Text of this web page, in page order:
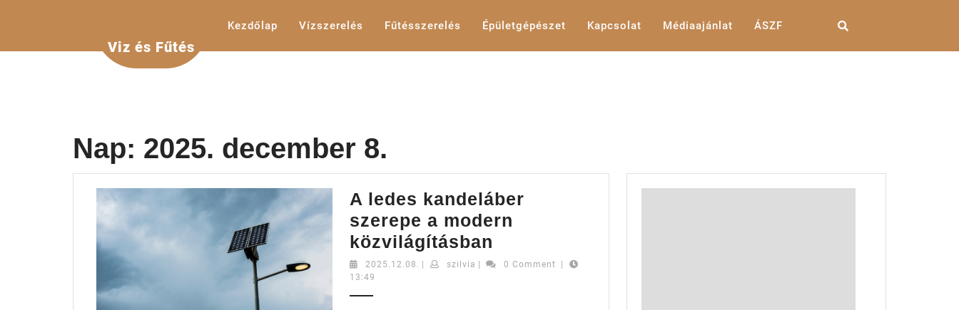
Viz és Fűtés
Kezdőlap Vízszerelés Fűtésszerelés Épületgépészet Kapcsolat Médiaajánlat ÁSZF
Nap: 2025. december 8.
A ledes kandeláber
szerepe a modern
közvilágításban
ledes
2025.12.08. 2025.12.08.
szilvia szilvia0 Comment
13:49